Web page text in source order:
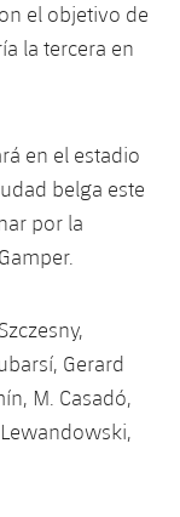
el objetivo de
la tercera en
en el estadio
belga este
por la
Gerard
M. Casadó,